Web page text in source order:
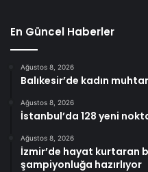
En Güncel Haberler
Ağustos 8, 2026
Balıkesir’de kadın
Ağustos 8, 2026
İstanbul’da 128 yeni
Ağustos 8, 2026
İzmir’de hayat kurtaran
şampiyonluğa hazırlıyor